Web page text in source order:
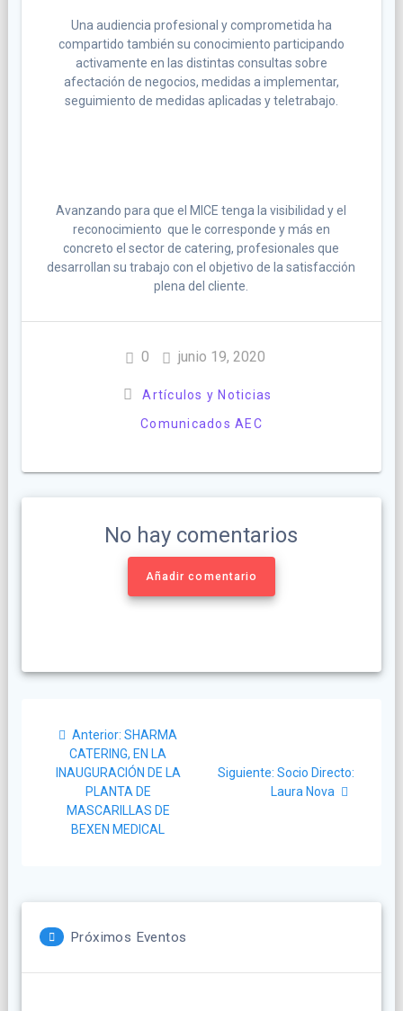
Una audiencia profesional y comprometida ha
compartido también su conocimiento participando
activamente en las distintas consultas sobre
afectación de negocios, medidas a implementar,
seguimiento de medidas aplicadas y teletrabajo.
Avanzando para que el MICE tenga la visibilidad y el
reconocimiento que le corresponde y más en
concreto el sector de catering, profesionales que
desarrollan su trabajo con el objetivo de la satisfacción
plena del cliente.
0 junio 19, 2020
Artículos y Noticias
Comunicados AEC
No hay comentarios
Añadir comentario
entradas
Anterior: Post
anterior:
SHARMA
CATERING, EN LA
INAUGURACIÓN DE LA
PLANTA DE
MASCARILLAS DE
BEXEN MEDICAL
Siguiente: Siguiente
post:
Socio Directo:
Laura Nova
Próximos Eventos